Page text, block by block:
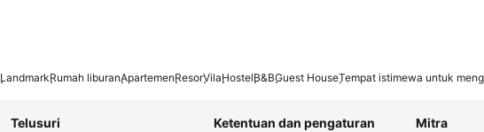
LandmarkRumah liburanApartemenResorVilaHostelB&BGuest HouseTempat istimewa untuk
Telusuri
Ketentuan dan pengaturan
Mitra